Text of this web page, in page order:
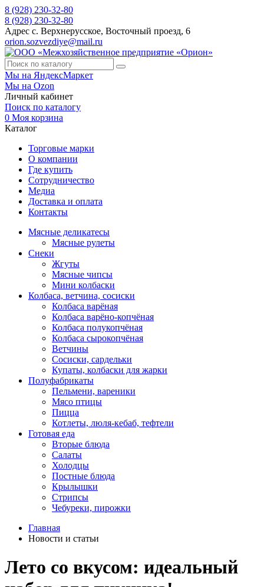
8 (928) 230-32-80
8 (928) 230-32-80
Адрес с. Верхнерусское, Восточный проезд, 6
orion.sozvezdiye@mail.ru
Мы на ЯндексМаркет
Мы на Ozon
Личный кабинет
Поиск по каталогу
0 Моя корзина
Каталог
Торговые марки
О компании
Где купить
Сотрудничество
Медиа
Доставка и оплата
Контакты
Мясные деликатесы
Мясные рулеты
Снеки
Жгуты
Мясные чипсы
Мини колбаски
Колбаса, ветчина, сосиски
Колбаса варёная
Колбаса варёно-копчёная
Колбаса полукопчёная
Колбаса сырокопчёная
Ветчины
Сосиски, сардельки
Купаты, колбаски для жарки
Полуфабрикаты
Пельмени, вареники
Мясо птицы
Пицца
Котлеты, люля-кебаб, тефтели
Готовая еда
Вторые блюда
Салаты
Холодцы
Постные блюда
Крылышки
Стрипсы
Чебуреки, пирожки
Главная
Новости и статьи
Лето со вкусом: идеальный